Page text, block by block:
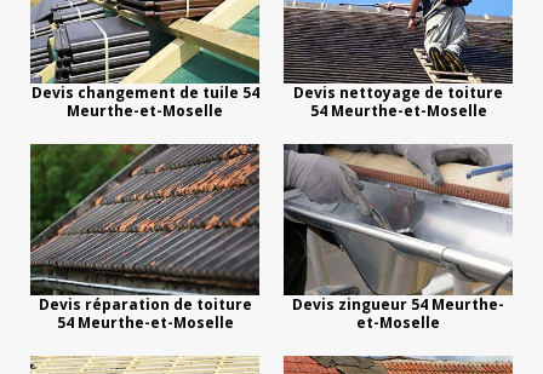
Devis changement de tuile 54
Meurthe-et-Moselle
Devis nettoyage de toiture
54 Meurthe-et-Moselle
Devis réparation de toiture
54 Meurthe-et-Moselle
Devis zingueur 54 Meurthe-
et-Moselle